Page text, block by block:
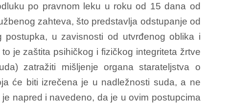
po pravnom leku u roku od 15 dana od
zahteva, što predstavlja odstupanje od
u zavisnosti od utvrđenog oblika i
je zaštita psihičkog i fizičkog integriteta žrtve
zatražiti mišljenje organa starateljstva o
će biti izrečena je u nadležnosti suda, a ne
napred i navedeno, da je u ovim postupcima